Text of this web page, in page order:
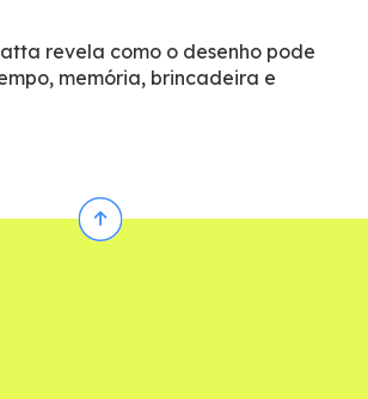
revela como o desenho pode
memória, brincadeira e